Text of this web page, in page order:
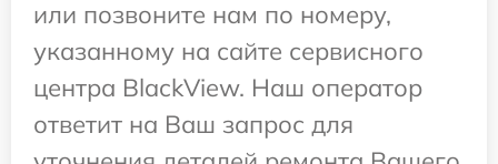
или позвоните нам по номеру,
указанному на сайте сервисного
центра BlackView. Наш оператор
ответит на Ваш запрос для